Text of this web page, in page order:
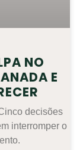
NO
E
decisões
interromper o